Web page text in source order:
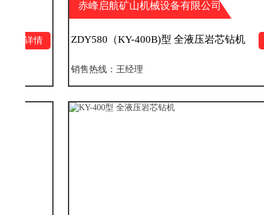
赤峰启航矿山机械设备有限公司
ZDY580（KY-400B)型 全液压岩芯钻机 查看详情
销售热线：王经理